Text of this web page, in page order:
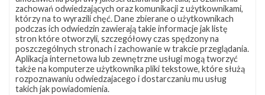
lokalizację
VSFB
SLC-
4E w
Google
Maps
Miejsce lądowania
OCISLY
Rakieta
Falcon 9 Block 5
Ładunek
24 satelity Starlink V2 Mini Optimized
więcej
zachowań odwiedzających oraz komunikacji z użytkownikami,
którzy na to wyrazili chęć. Dane zbierane o użytkownikach
podczas ich odwiedzin zawierają takie informacje jak listę
stron które otworzyli, szczegółowy czas spędzony na
poszczególnych stronach i zachowanie w trakcie przeglądania.
Aplikacja internetowa lub zewnętrzne usługi mogą tworzyć
także na komputerze użytkownika pliki tekstowe, które służą
rozpoznawaniu odwiedzajacego i dostarczaniu mu usług
takich jak powiadomienia.